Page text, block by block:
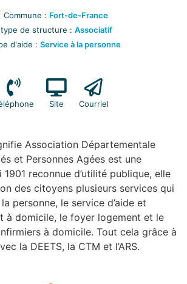
Commune : Fort-de-France
type de structure : Associatif
d'aide : Service à la personne
Site Courriel
Association Départementale
et Personnes Agées est une
reconnue d’utilité publique, elle
des citoyens plusieurs services qui
personne, le service d’aide et
à domicile, le foyer logement et le
à domicile. Tout cela grâce à
la DEETS, la CTM et l’ARS.